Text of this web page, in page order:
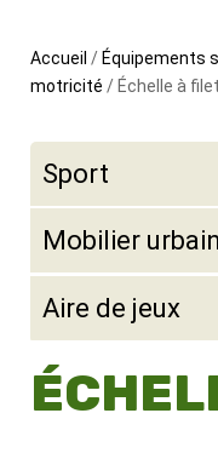
Accueil / Équipements
motricité / Échelle à filet
Sport
Mobilier urbain
Aire de jeux